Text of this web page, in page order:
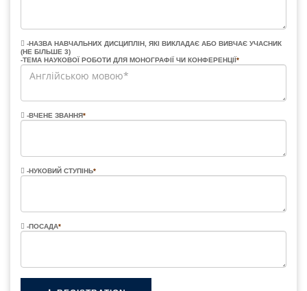
-НАЗВА НАВЧАЛЬНИХ ДИСЦИПЛІН, ЯКІ ВИКЛАДАЄ АБО ВИВЧАЄ УЧАСНИК
(НЕ БІЛЬШЕ 3)
-ТЕМА НАУКОВОЇ РОБОТИ ДЛЯ МОНОГРАФІЇ ЧИ КОНФЕРЕНЦІЇ*
-ВЧЕНЕ ЗВАННЯ*
-НУКОВИЙ СТУПІНЬ*
-ПОСАДА*